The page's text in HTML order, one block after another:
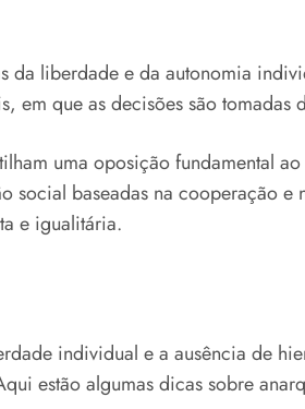
da liberdade e da autonomia
em que as decisões são
uma oposição fundamental
baseadas na cooperação e
e igualitária.
individual e a ausência de
estão algumas dicas sobre